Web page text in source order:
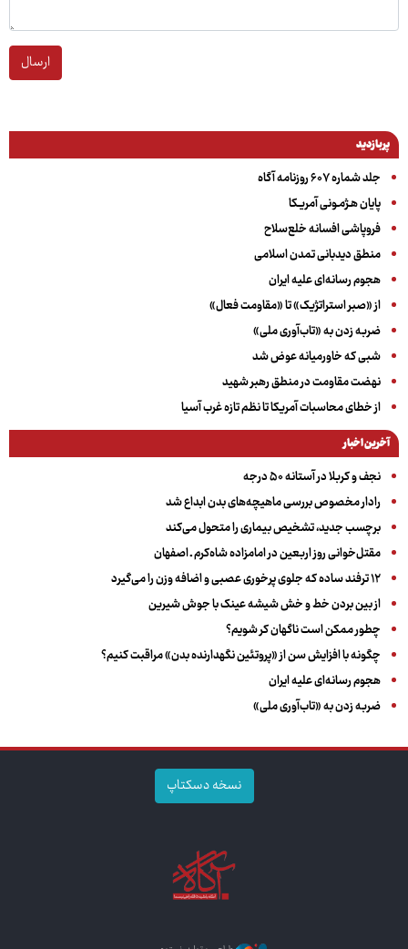
ارسال
پربازدید
جلد شماره ۶۰۷ روزنامه آگاه
پایان هـژمـونی آمریـکا
فروپاشی افسانه خلع‌سلاح
منطق دیدبانی تمدن اسلامی
هجوم رسانه‌ای علیه ایران
از «صبر استراتژیک» تا «مقاومت فعال»
ضربه زدن به «تاب‌آوری ملی»
شبی که خاورمیانه عوض شد
نهضت مقاومت در منطق رهبر شهید
از خطای محاسبات آمریکا تا نظم تازه غرب آسیا
آخرین اخبار
نجف و کربلا در آستانه ۵۰ درجه
رادار مخصوص بررسی ماهیچه‌های بدن ابداع شد
برچسب جدید، تشخیص بیماری را متحول می‌کند
مقتل‌خوانی روز اربعین در امامزاده شاه‌کرم ـ اصفهان
۱۲ ترفند ساده که جلوی پرخوری عصبی و اضافه ‌وزن را می‌گیرد
از بین بردن خط و خش شیشه عینک با جوش شیرین
چطور ممکن است ناگهان کر شویم؟
چگونه با افزایش سن از «پروتئین نگهدارنده بدن» مراقبت کنیم؟
هجوم رسانه‌ای علیه ایران
ضربه زدن به «تاب‌آوری ملی»
نسخه دسکتاپ